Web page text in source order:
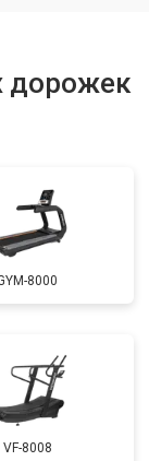
дорожек
8000
VF-8008